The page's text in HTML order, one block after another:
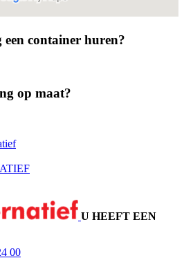
container huren?
op maat?
U HEEFT EEN
00